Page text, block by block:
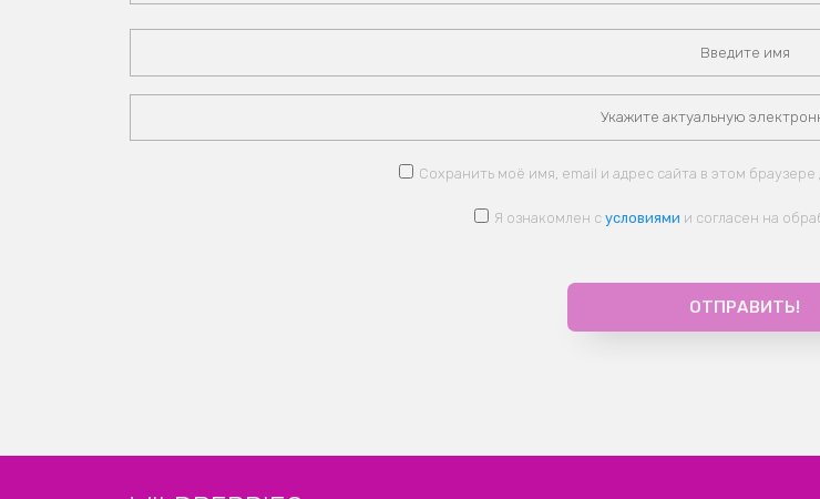
Сохранить моё имя, email и адрес сайта в этом
Я ознакомлен с условиями и согласен на